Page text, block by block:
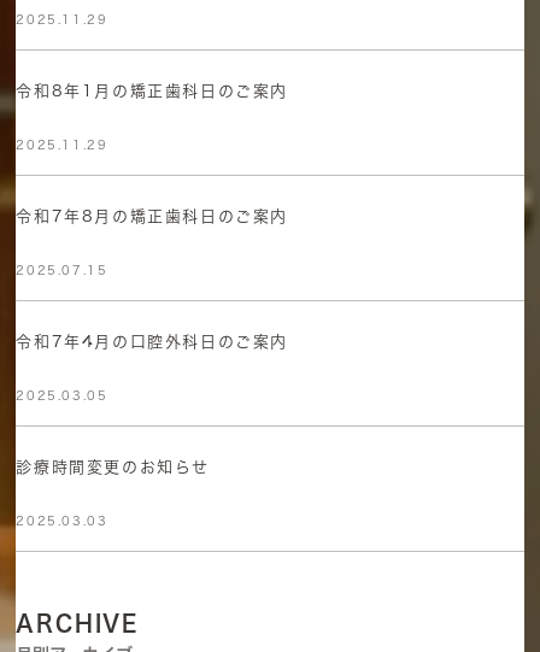
2025.11.29
令和8年1月の矯正歯科日のご案内
2025.11.29
令和7年8月の矯正歯科日のご案内
2025.07.15
令和7年4月の口腔外科日のご案内
2025.03.05
診療時間変更のお知らせ
2025.03.03
ARCHIVE